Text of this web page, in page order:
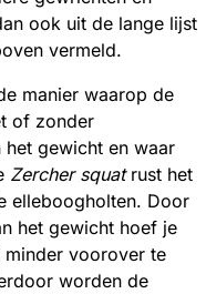
ook uit de lange lijst
vermeld.
manier waarop de
of zonder
gewicht en waar
Zercher squat rust het
elleboogholten. Door
het gewicht hoef je
minder voorover te
worden de